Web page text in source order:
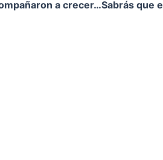
a crecer…Sabrás que